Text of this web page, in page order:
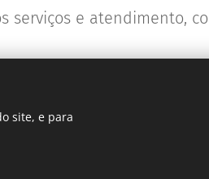
serviços e atendimento,
site, e para